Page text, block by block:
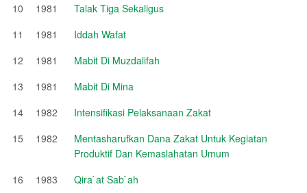
10
1981
Talak Tiga Sekaligus
11
1981
Iddah Wafat
12
1981
Mabit Di Muzdalifah
13
1981
Mabit Di Mina
14
1982
Intensifikasi Pelaksanaan Zakat
15
1982
Mentasharufkan Dana Zakat Untuk Kegiatan
Produktif Dan Kemaslahatan Umum
16
1983
Qira`at Sab`ah